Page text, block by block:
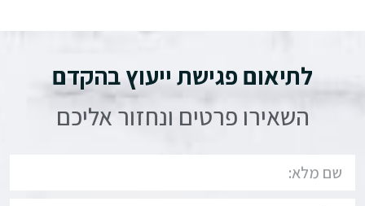
לתיאום פגישת ייעוץ בהקדם
השאירו פרטים ונחזור אליכם